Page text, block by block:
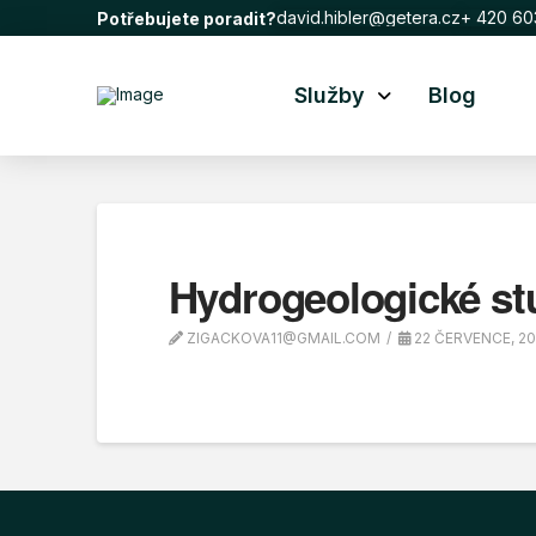
Potřebujete poradit?david.hibler@getera.cz+ 420
Služby Blog
Hydrogeologické
ZIGACKOVA11@GMAIL.COM 22 ČERVENCE,